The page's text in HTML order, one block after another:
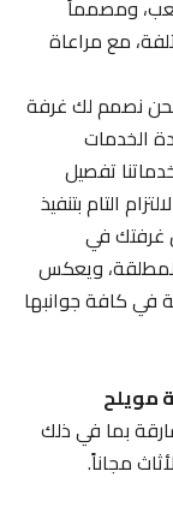
ومصمماً
مع مراعاة
لك غرفة
تفصيل
التام بتنفيذ
في
ويعكس
كافة جوانبها
بما في ذلك
مجاناً.